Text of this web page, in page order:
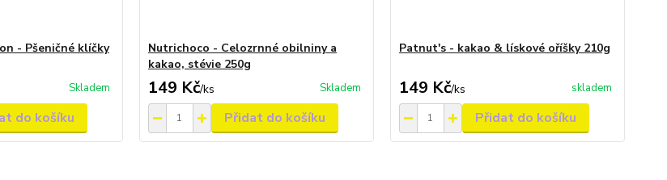
- Pšeničné klíčky
Skladem
do košíku
Nutrichoco - Celozrnné obilniny a
kakao, stévie 250g
149 Kč/ks Skladem
Přidat do košíku
Patnut's - kakao & lískové oříšky 210g
149 Kč/ks skladem
Přidat do košíku